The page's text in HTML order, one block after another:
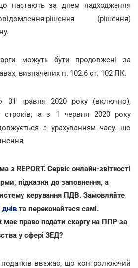
настають за днем надходження
рішення (рішення)
можуть бути продовжені за
визначених п. 102.6 ст. 102 ПК.
31 травня 2020 року (включно),
строків, а з 1 червня 2020 року
з урахуванням часу, що
з REPORT. Сервіс онлайн-звітності
підказки до заповнення, а
керування ПДВ. Замовляйте
та переконайтеся самі.
має право подати скаргу на ППР за
у сфері ЗЕД?
вважає, що контролюючий